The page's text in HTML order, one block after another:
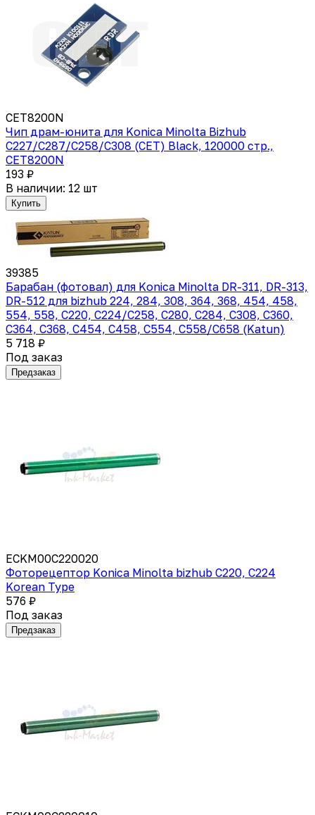
CET8200N
Чип драм-юнита для Konica Minolta Bizhub
C227/C287/C258/C308 (CET) Black, 120000 стр.,
CET8200N
193 ₽
В наличии: 12 шт
Купить
39385
Барабан (фотовал) для Konica Minolta DR-311, DR-313,
DR-512 для bizhub 224, 284, 308, 364, 368, 454, 458,
554, 558, С220, C224/C258, С280, C284, C308, С360,
C364, C368, C454, C458, C554, C558/C658 (Katun)
5 718 ₽
Под заказ
Предзаказ
ECKM00C220020
Фоторецептор Konica Minolta bizhub C220, C224
Korean Type
576 ₽
Под заказ
Предзаказ